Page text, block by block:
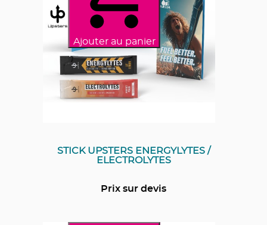
Ajouter au panier
STICK UPSTERS ENERGYLYTES /
ELECTROLYTES
Prix sur devis